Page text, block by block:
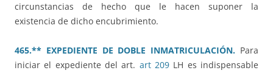
circunstancias de hecho que le hacen suponer la
existencia de dicho encubrimiento.
465.** EXPEDIENTE DE DOBLE INMATRICULACIÓN. Para
iniciar el expediente del art. art 209 LH es indispensable